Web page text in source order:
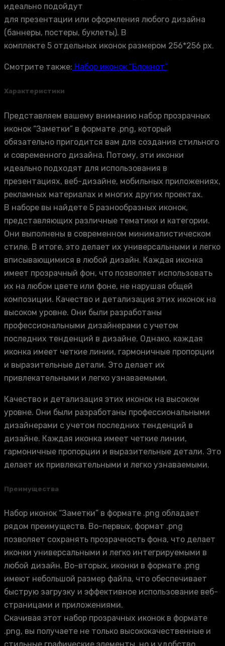
идеально подойдут
для презентации или оформления любого дизайна
(баннеры, постеры, буклеты). В
комплекте 5 отдельных иконок размером 256*256 px.
Смотрите также: Набор иконок “Блокнот”
Характеристики
Представляем вашему вниманию набор прозрачных
иконок “Заметки” в формате .png, который
обязательно пригодится вам для создания стильного
и современного дизайна. Потому, эти иконки
идеально подходят для использования в
презентациях, веб-дизайне, мобильных приложениях,
рекламных материалах и многих других проектах.
В наборе вы найдете 5 разнообразных иконок,
представляющих различные тематики и категории.
Они выполнены в современном минималистическом
стиле. В итоге, это делает их универсальными и легко
вписывающимися в любой дизайн. Каждая иконка
имеет прозрачный фон, что позволяет использовать
их на любом цвете или фоне, не нарушая общей
композиции. Качество и детализация этих иконок на
высоком уровне. Они были разработаны
профессиональными дизайнерами с учетом
последних тенденций в дизайне. Однако, каждая
иконка имеет четкие линии, гармоничные пропорции
и выразительные детали. Это делает их
привлекательными и легко узнаваемыми.
Качество и детализация этих иконок на высоком
уровне. Они были разработаны профессиональными
дизайнерами с учетом последних тенденций в
дизайне. Каждая иконка имеет четкие линии,
гармоничные пропорции и выразительные детали. Это
делает их привлекательными и легко узнаваемыми.
Преимущества
Набор иконок “Заметки” в формате .png обладает
рядом преимуществ. Во-первых, формат .png
позволяет сохранять прозрачность фона, что делает
иконки универсальными и легко интегрируемыми в
любой дизайн. Во-вторых, иконки в формате .png
имеют небольшой размер файла, что обеспечивает
быструю загрузку и эффективное использование веб-
страницами и приложениями.
Скачивая этот набор прозрачных иконок в формате
.png, вы получаете не только высококачественные и